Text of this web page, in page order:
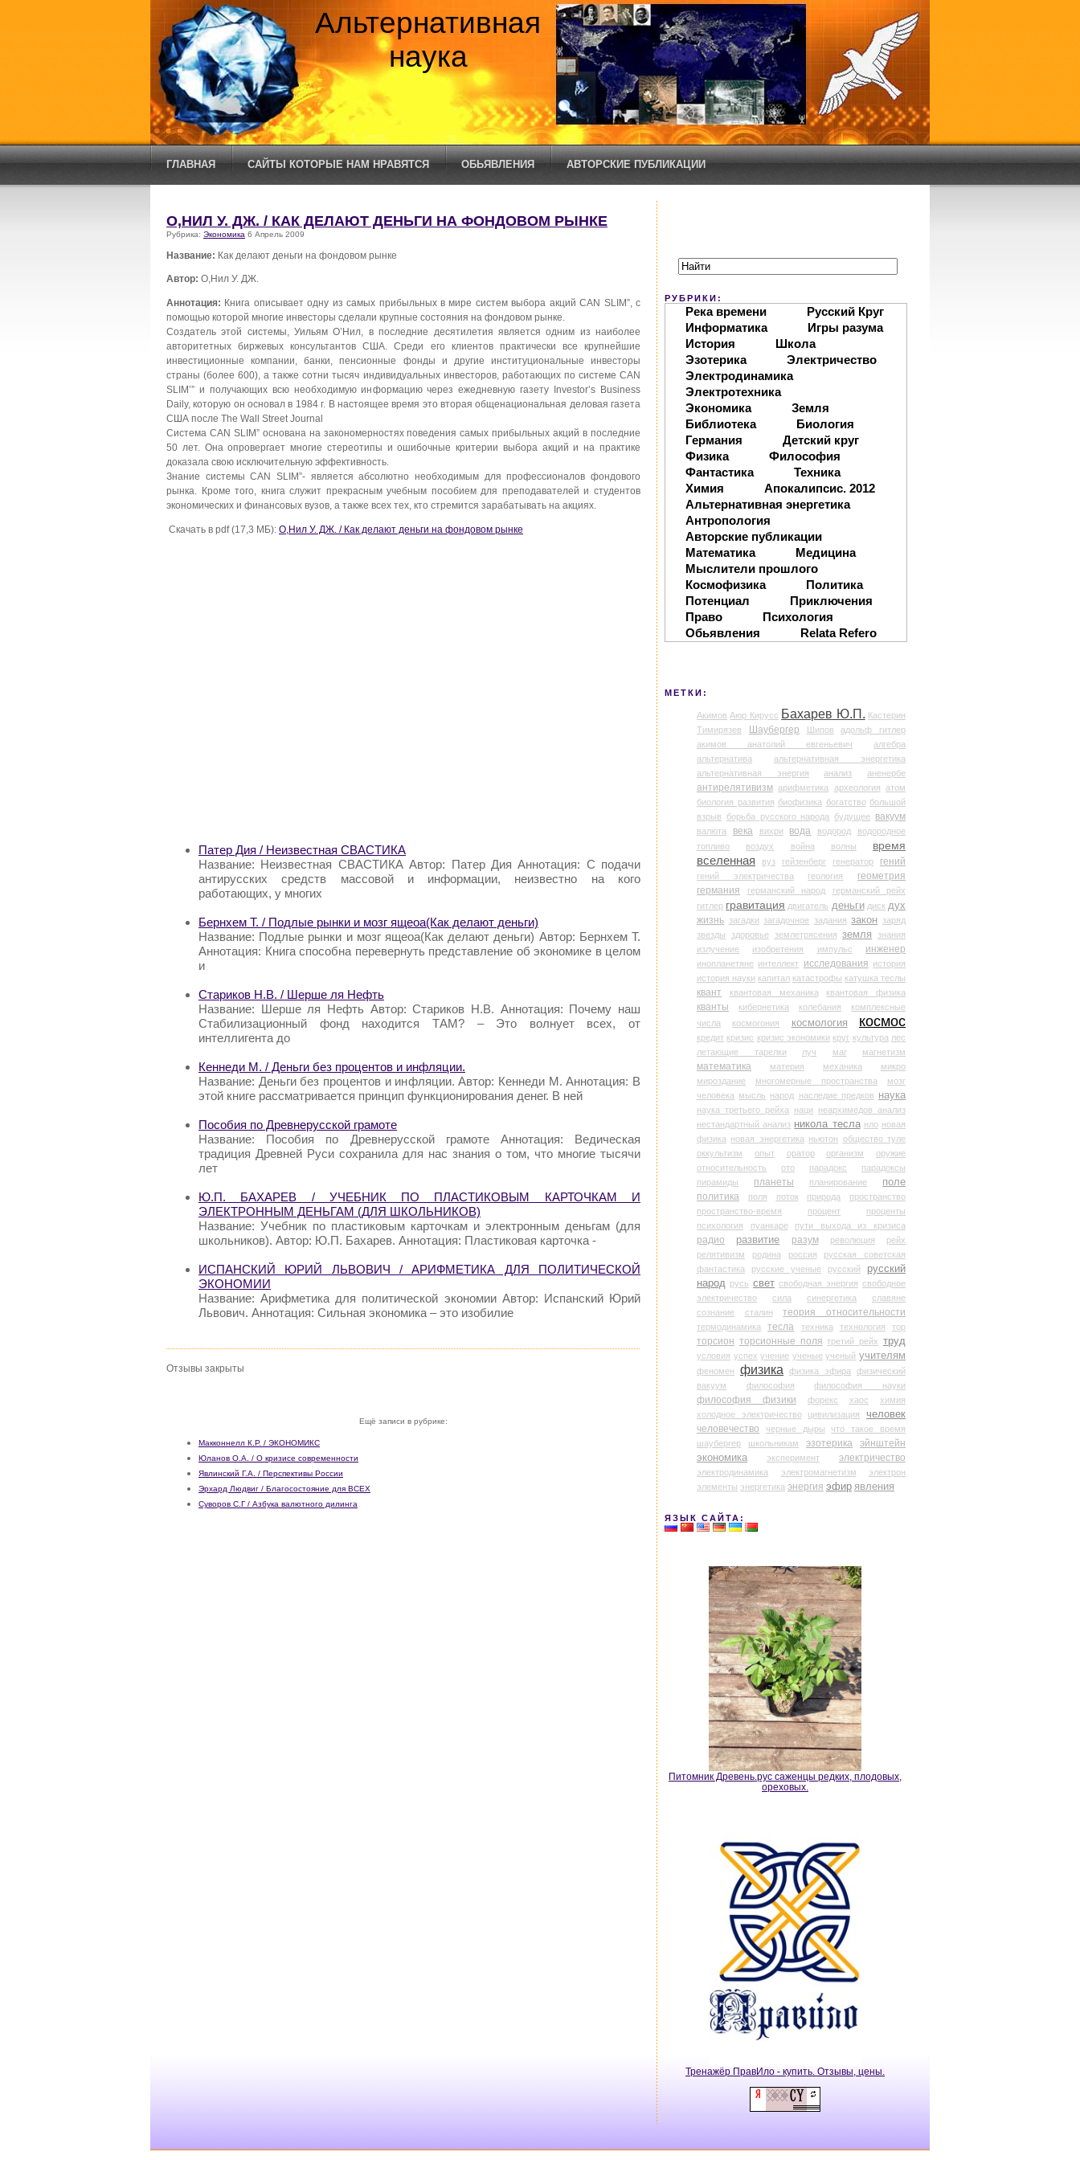
Альтернативная
наука
ГЛАВНАЯ САЙТЫ КОТОРЫЕ НАМ НРАВЯТСЯ ОБЬЯВЛЕНИЯ АВТОРСКИЕ ПУБЛИКАЦИИ
О,НИЛ У. ДЖ. / КАК ДЕЛАЮТ ДЕНЬГИ НА ФОНДОВОМ РЫНКЕ
Рубрика: Экономика 6 Апрель 2009
Название: Как делают деньги на фондовом рынке
Автор: О,Нил У. ДЖ.
Аннотация: Книга описывает одну из самых прибыльных в мире систем выбора акций CAN SLIM”, с
помощью которой многие инвесторы сделали крупные состояния на фондовом рынке.
Создатель этой системы, Уильям О’Нил, в последние десятилетия является одним из наиболее
авторитетных биржевых консультантов США. Среди его клиентов практически все крупнейшие
инвестиционные компании, банки, пенсионные фонды и другие институциональные инвесторы
страны (более 600), а также сотни тысяч индивидуальных инвесторов, работающих по системе CAN
SLIM’” и получающих всю необходимую информацию через ежедневную газету Investor’s Business
Daily, которую он основал в 1984 г. В настоящее время это вторая общенациональная деловая газета
США после The Wall Street Journal
Система CAN SLIM” основана на закономерностях поведения самых прибыльных акций в последние
50 лет. Она опровергает многие стереотипы и ошибочные критерии выбора акций и на практике
доказала свою исключительную эффективность.
Знание системы CAN SLIM”- является абсолютно необходимым для профессионалов фондового
рынка. Кроме того, книга служит прекрасным учебным пособием для преподавателей и студентов
экономических и финансовых вузов, а также всех тех, кто стремится зарабатывать на акциях.
Скачать в pdf (17,3 МБ): О,Нил У. ДЖ. / Как делают деньги на фондовом рынке
Патер Дия / Неизвестная СВАСТИКА
Название: Неизвестная СВАСТИКА Автор: Патер Дия Аннотация: С подачи
антирусских средств массовой и информации, неизвестно на кого
работающих, у многих
Бернхем Т. / Подлые рынки и мозг ящеоа(Как делают деньги)
Название: Подлые рынки и мозг ящеоа(Как делают деньги) Автор: Бернхем Т.
Аннотация: Книга способна перевернуть представление об экономике в целом
и
Стариков Н.В. / Шерше ля Нефть
Название: Шерше ля Нефть Автор: Стариков Н.В. Аннотация: Почему наш
Стабилизационный фонд находится ТАМ? – Это волнует всех, от
интеллигента до
Кеннеди М. / Деньги без процентов и инфляции.
Название: Деньги без процентов и инфляции. Автор: Кеннеди М. Аннотация: В
этой книге рассматривается принцип функционирования денег. В ней
Пособия по Древнерусской грамоте
Название: Пособия по Древнерусской грамоте Аннотация: Ведическая
традиция Древней Руси сохранила для нас знания о том, что многие тысячи
лет
Ю.П. БАХАРЕВ / УЧЕБНИК ПО ПЛАСТИКОВЫМ КАРТОЧКАМ И
ЭЛЕКТРОННЫМ ДЕНЬГАМ (ДЛЯ ШКОЛЬНИКОВ)
Название: Учебник по пластиковым карточкам и электронным деньгам (для
школьников). Автор: Ю.П. Бахарев. Аннотация: Пластиковая карточка -
ИСПАНСКИЙ ЮРИЙ ЛЬВОВИЧ / АРИФМЕТИКА ДЛЯ ПОЛИТИЧЕСКОЙ
ЭКОНОМИИ
Название: Арифметика для политической экономии Автор: Испанский Юрий
Львович. Аннотация: Сильная экономика – это изобилие
Отзывы закрыты
Ещё записи в рубрике:
Макконнелл К.Р. / ЭКОНОМИКС
Юланов О.А. / О кризисе современности
Явлинский Г.А. / Перспективы России
Эрхард Людвиг / Благосостояние для ВСЕХ
Суворов С.Г / Азбука валютного дилинга
РУБРИКИ:
Река времени
Русский Круг
Информатика
Игры разума
История
Школа
Эзотерика
Электричество
Электродинамика
Электротехника
Экономика
Земля
Библиотека
Биология
Германия
Детский круг
Физика
Философия
Фантастика
Техника
Химия
Апокалипсис. 2012
Альтернативная энергетика
Антропология
Авторские публикации
Математика
Медицина
Мыслители прошлого
Космофизика
Политика
Потенциал
Приключения
Право
Психология
Обьявления
Relata Refero
МЕТКИ:
Акимов Аюр Кирусс Бахарев Ю.П. Кастерин
Тимирязев
Шаубергер Шипов
адольф гитлер
акимов анатолий евгеньевич
алгебра
альтернатива
альтернативная энергетика
альтернативная энергия
анализ аненербе
антирелятивизм арифметика археология атом
биология развития биофизика богатство большой
взрыв
борьба русского народа будущее вакуум
валюта века вихри вода водород
водородное
топливо
воздух война волны
время
вселенная
вуз гейзенберг генератор гений
гений электричества геология
геометрия
германия
германский народ
германский рейх
гитлер гравитация двигатель деньги диск дух
жизнь загадки загадочное задания закон заряд
звезды
здоровье землетрясения земля
знания
излучение
изобретения импульс инженер
инопланетяне интеллект исследования история
история науки капитал катастрофы катушка теслы
квант квантовая механика квантовая физика
кванты кибернетика колебания
комплексные
числа
космогония космология космос
кредит кризис кризис экономики круг культура лес
летающие тарелки
луч маг магнетизм
математика материя механика
микро
мироздание
многомерные пространства
мозг
человека мысль народ наследие предков наука
наука третьего рейха наци
неархимедов анализ
нестандартный анализ никола тесла нло новая
физика новая энергетика ньютон общество туле
оккультизм
опыт оратор организм
оружие
относительность
ото парадокс
парадоксы
пирамиды
планеты планирование
поле
политика
поля поток природа
пространство
пространство-время
процент
проценты
психология
пуанкаре пути выхода из кризиса
радио развитие разум революция
рейх
релятивизм
родина россия
русская советская
фантастика
русские ученые русский
русский
народ русь свет свободная энергия свободное
электричество
сила синергетика
славяне
сознание
сталин теория относительности
термодинамика тесла техника технология тор
торсион торсионные поля третий рейх труд
условия успех учение ученые ученый учителям
феномен физика физика эфира
физический
вакуум
философия философия науки
философия физики форекс хаос
химия
холодное электричество
цивилизация человек
человечество черные дыры
что такое время
шаубергер
школьникам эзотерика
эйнштейн
экономика
эксперимент электричество
электродинамика электромагнетизм
электрон
элементы энергетика энергия эфир явления
ЯЗЫК САЙТА:
Питомник Древень.рус саженцы редких, плодовых,
ореховых.
Тренажёр ПравИло - купить. Отзывы, цены.